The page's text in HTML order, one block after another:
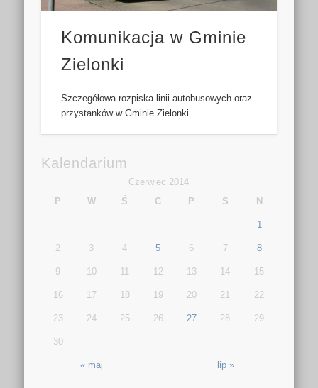
Komunikacja w Gminie
Zielonki
Szczegółowa rozpiska linii autobusowych oraz
przystanków w Gminie Zielonki.
Kalendarium
Czerwiec 2014
P
W Ś C P S N
« maj lip »
1
2 3 4 5 6 7 8
9 10 11 12 13 14 15
16 17 18 19 20 21 22
23 24 25 26 27 28 29
30